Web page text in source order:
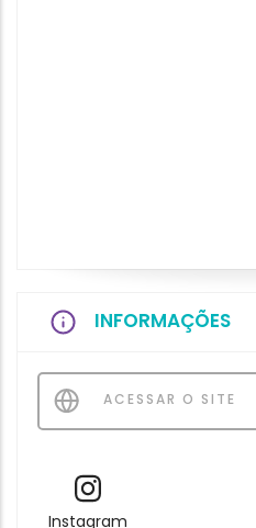
INFORMAÇÕES
ACESSAR O SITE
Instagram